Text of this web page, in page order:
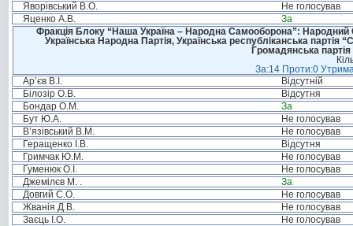
Яворівський В.О.
Не голосував
Яценко А.В.
За
Фракція Блоку “Наша Україна – Народна Самооборона”: Народний
Українська Народна Партія, Українська республіканська
Громадянська
За:14 Проти:0
Ар’єв В.І.
Відсутній
Білозір О.В.
Відсутня
Бондар О.М.
За
Бут Ю.А.
Не голосував
В’язівський В.М.
Не голосував
Геращенко І.В.
Відсутня
Гримчак Ю.М.
Не голосував
Гуменюк О.І.
Не голосував
Джемілєв М. .
За
Довгий С.О.
Не голосував
Жванія Д.В.
Не голосував
Заєць І.О.
Не голосував